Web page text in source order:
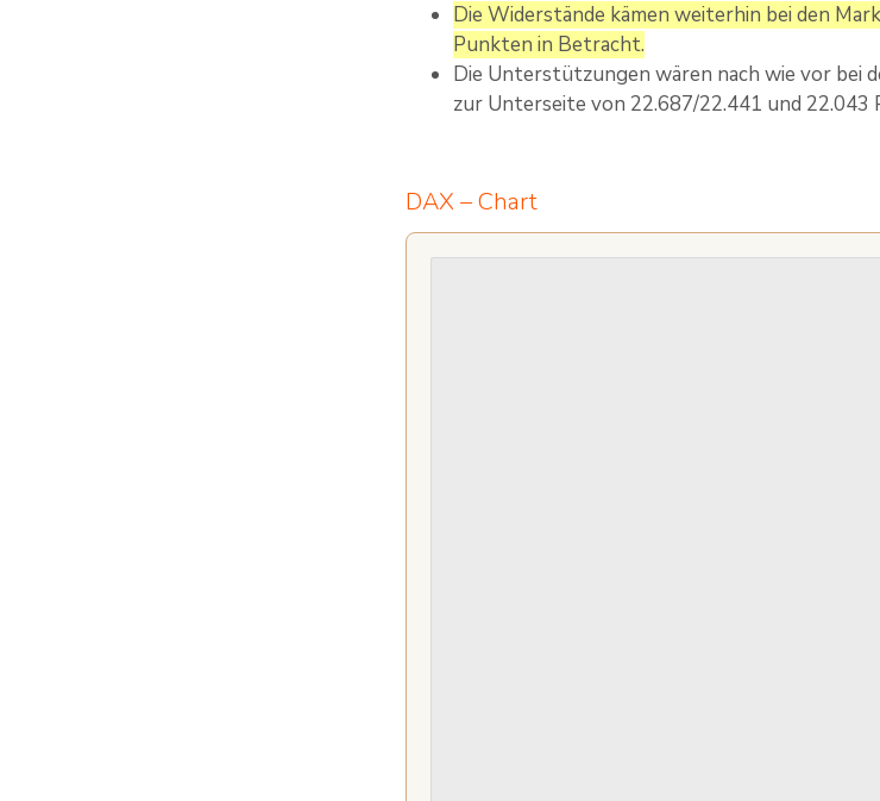
Die Widerstände kämen weiterhin bei den
Punkten in Betracht.
Die Unterstützungen wären nach wie vor bei
zur Unterseite von 22.687/22.441 und
DAX – Chart